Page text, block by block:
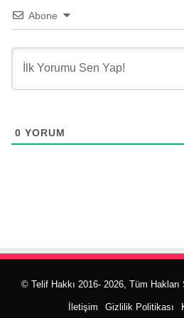
Abone
0 YORUM
© Telif Hakkı 2016- 2026, Tüm
İletişim Gizlilik Politikası